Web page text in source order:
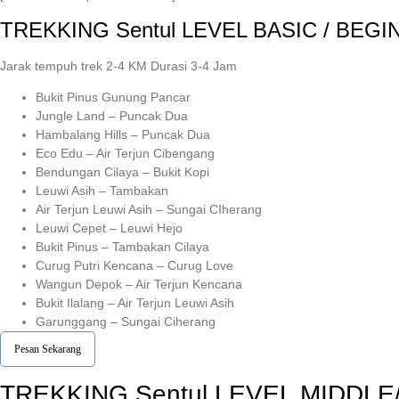
TREKKING Sentul LEVEL BASIC /
Jarak tempuh trek 2-4 KM Durasi 3-4 Jam
Bukit Pinus Gunung Pancar
Jungle Land – Puncak Dua
Hambalang Hills – Puncak Dua
Eco Edu – Air Terjun Cibengang
Bendungan Cilaya – Bukit Kopi
Leuwi Asih – Tambakan
Air Terjun Leuwi Asih – Sungai CIherang
Leuwi Cepet – Leuwi Hejo
Bukit Pinus – Tambakan Cilaya
Curug Putri Kencana – Curug Love
Wangun Depok – Air Terjun Kencana
Bukit Ilalang – Air Terjun Leuwi Asih
Garunggang – Sungai Ciherang
Pesan Sekarang